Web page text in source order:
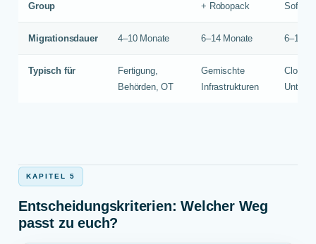
Group
+ Robopack
Migrationsdauer 4–10 Monate 6–14 Monate 6–18
Typisch für
Fertigung,
Behörden, OT
Gemischte
Infrastrukturen
Cloud-
KAPITEL 5
Entscheidungskriterien: Welcher Weg
passt zu euch?